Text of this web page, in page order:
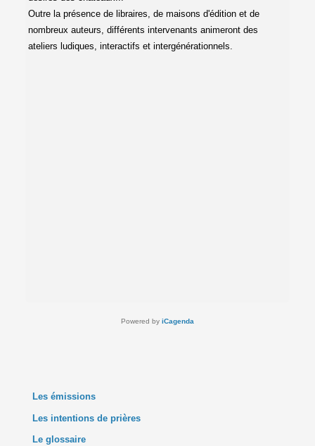
Outre la présence de libraires, de maisons d'édition et de
nombreux auteurs, différents intervenants animeront des
ateliers ludiques, interactifs et intergénérationnels.
Powered by iCagenda
Les émissions
Les intentions de prières
Le glossaire